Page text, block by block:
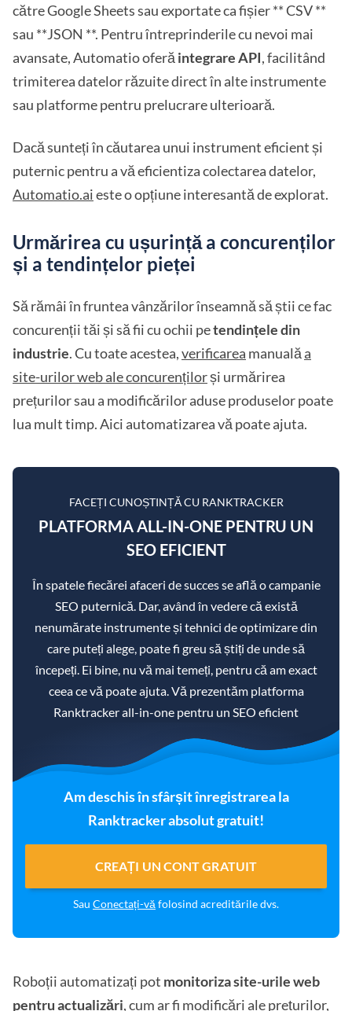
către Google Sheets sau exportate ca fișier ** CSV **
sau **JSON **. Pentru întreprinderile cu nevoi mai
avansate, Automatio oferă integrare API, facilitând
trimiterea datelor răzuite direct în alte instrumente
sau platforme pentru prelucrare ulterioară.
Dacă sunteți în căutarea unui instrument eficient și
puternic pentru a vă eficientiza colectarea datelor,
Automatio.aieste o opțiune interesantă de explorat.
Urmărirea cu ușurință a concurenților
și a tendințelor pieței
Să rămâi în fruntea vânzărilor înseamnă să știi ce fac
concurenții tăi și să fii cu ochii petendințele din
industrie. Cu toate acestea,verificarea manuală a
site-urilor web ale concurențilorși urmărirea
prețurilor sau a modificărilor aduse produselor poate
lua mult timp. Aici automatizarea vă poate ajuta.
FACEȚI CUNOȘTINȚĂ CU RANKTRACKER
PLATFORMA ALL-IN-ONE PENTRU UN
SEO EFICIENT
În spatele fiecărei afaceri de succes se află o campanie
SEO puternică. Dar, având în vedere că există
nenumărate instrumente și tehnici de optimizare din
care puteți alege, poate fi greu să știți de unde să
începeți. Ei bine, nu vă mai temeți, pentru că am exact
ceea ce vă poate ajuta. Vă prezentăm platforma
Ranktracker all-in-one pentru un SEO eficient
Am deschis în sfârșit înregistrarea la
Ranktracker absolut gratuit!
CREAȚI UN CONT GRATUIT
Sau Conectați-vă folosind acreditările dvs.
Roboții automatizați pot monitoriza site-urile web
pentru actualizări, cum ar fi modificări ale prețurilor,